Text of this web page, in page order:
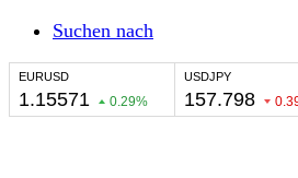
Suchen nach